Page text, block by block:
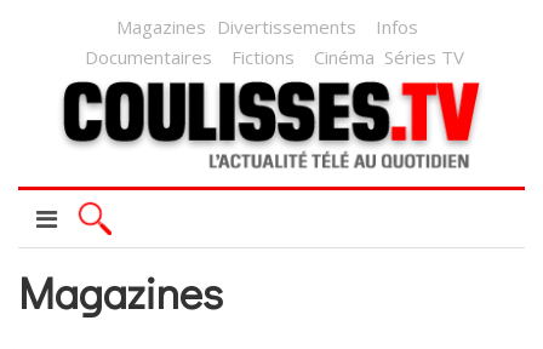
Magazines Divertissements
Infos
Documentaires
Fictions Cinéma Séries TV
Magazines